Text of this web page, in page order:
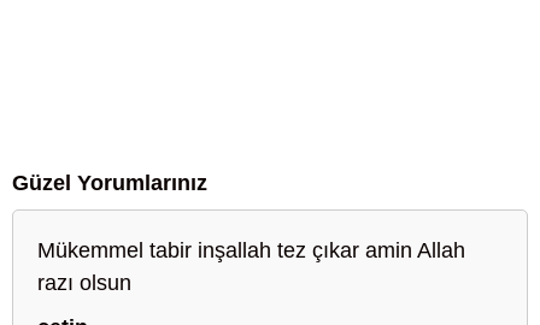
Güzel Yorumlarınız
Mükemmel tabir inşallah tez çıkar amin Allah
razı olsun